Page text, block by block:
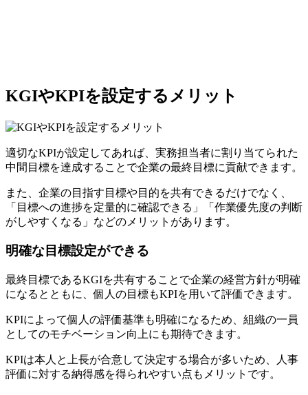
KGIやKPIを設定するメリット
適切なKPIが設定してあれば、実務担当者に割り当てられた
中間目標を達成することで企業の最終目標に貢献できます。
また、企業の目指す目標や目的を共有できるだけでなく、
「目標への進捗を定量的に確認できる」「作業優先度の判断
がしやすくなる」などのメリットがあります。
明確な目標設定ができる
最終目標であるKGIを共有することで企業の経営方針が明確
になるとともに、個人の目標もKPIを用いて評価できます。
KPIによって個人の評価基準も明確になるため、組織の一員
としてのモチベーション向上にも期待できます。
KPIは本人と上長が合意して決定する場合が多いため、人事
評価に対する納得感を得られやすい点もメリットです。